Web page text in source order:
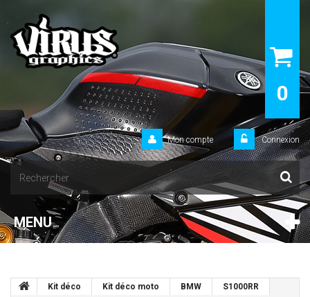
0
Connexion
Mon compte
MENU
Kit déco Kit déco moto BMW
S1000RR